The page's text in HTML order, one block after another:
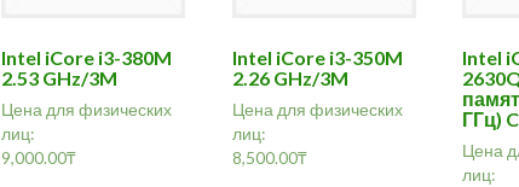
Intel iCore i3-380M
2.53 GHz/3M
Цена для физических
лиц:
9,000.00₸
Intel iCore i3-350M
2.26 GHz/3M
Цена для физических
лиц:
8,500.00₸
Intel
ГГц)
Цена
лиц: